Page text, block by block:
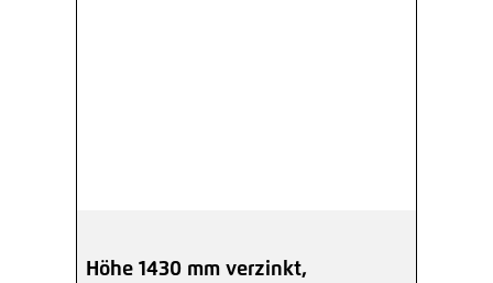
Höhe 1430 mm verzinkt,